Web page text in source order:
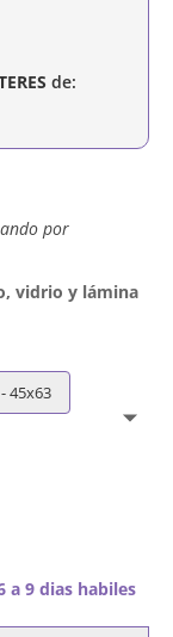
de:
por
vidrio y lámina
45x63
9 dias habiles